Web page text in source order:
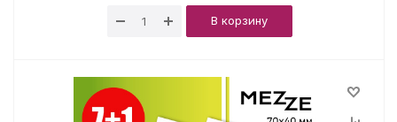
В корзину